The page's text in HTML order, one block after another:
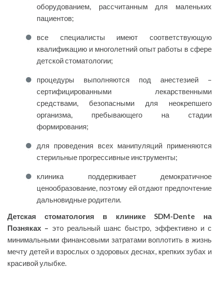
оборудованием, рассчитанным для маленьких
пациентов;
все специалисты имеют соответствующую
квалификацию и многолетний опыт работы в сфере
детской стоматологии;
процедуры выполняются под анестезией –
сертифицированными лекарственными
средствами, безопасными для неокрепшего
организма, пребывающего на стадии
формирования;
для проведения всех манипуляций применяются
стерильные прогрессивные инструменты;
клиника поддерживает демократичное
ценообразование, поэтому ей отдают предпочтение
дальновидные родители.
Детская стоматология в клинике
SDM-Dente на
Позняках – это реальный шанс быстро, эффективно и с
минимальными финансовыми затратами воплотить в жизнь
мечту детей и взрослых о здоровых деснах, крепких зубах и
красивой улыбке.